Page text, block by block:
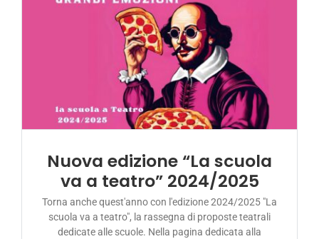
LA SALA OGGI
Acquista i biglietti
Nuova edizione “La scuola
va a teatro” 2024/2025
Torna anche quest'anno con l'edizione 2024/2025 "La
scuola va a teatro", la rassegna di proposte teatrali
dedicate alle scuole. Nella pagina dedicata alla